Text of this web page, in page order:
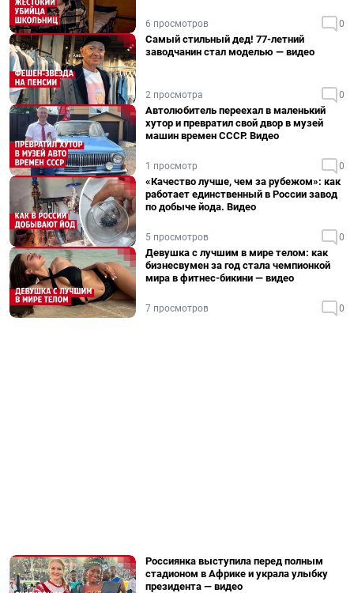
6 просмотров 0
Самый стильный дед! 77-летний
заводчанин стал моделью — видео
2 просмотра 0
Автолюбитель переехал в маленький
хутор и превратил свой двор в музей
машин времен СССР. Видео
1 просмотр 0
«Качество лучше, чем за рубежом»: как
работает единственный в России завод
по добыче йода. Видео
5 просмотров 0
Девушка с лучшим в мире телом: как
бизнесвумен за год стала чемпионкой
мира в фитнес-бикини — видео
7 просмотров 0
Россиянка выступила перед полным
стадионом в Африке и украла улыбку
президента — видео